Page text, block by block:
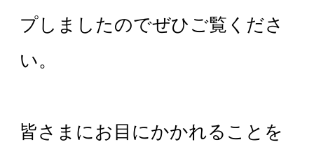
プしましたのでぜひご覧くださ
い。
皆さまにお目にかかれることを